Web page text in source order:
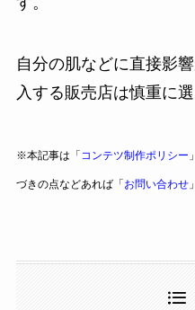
自分の肌などに直接影
入する販売店は慎重に
※本記事は「 コンテツ制作ポリシー
づきの点などあれば「お問い合わせ